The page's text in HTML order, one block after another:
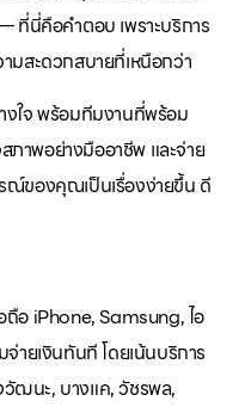
ที่นี่คือคำตอบ เพราะบริการ
มสะดวกสบายที่เหนือกว่า
งใจ พร้อมทีมงานที่พร้อม
าพอย่างมืออาชีพ และจ่าย
ณ์ของคุณเป็นเรื่องง่ายขึ้น ดี
อ iPhone, Samsung, ไอ
ายเงินทันที โดยเน้นบริการ
วัฒนะ, บางแค, วัชรพล,